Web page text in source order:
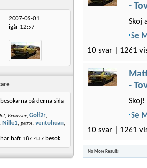
2007-05-01
igår 12:57
på denna sida
, Erikassar, Golf2r,
, Nille1, petrol, ventohuan,
haft 187 437 besök
-
Skoj
Se
10 svar | 1261
-
Se
10 svar | 1261
No More Results